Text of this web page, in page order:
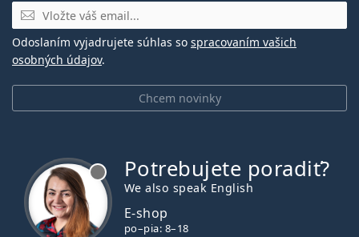
E-mail
Chcem novinky
Odoslaním vyjadrujete súhlas so spracovaním vašich
osobných údajov.
Potrebujete poradiť?
We also speak English
E-shop
po–pia: 8–18